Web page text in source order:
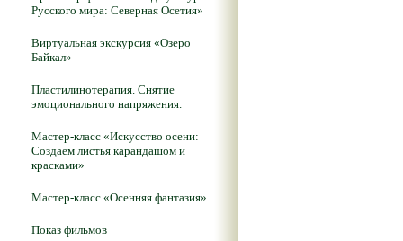
Русского мира: Северная Осетия»
Виртуальная экскурсия «Озеро
Байкал»
Пластилинотерапия. Снятие
эмоционального напряжения.
Мастер-класс «Искусство осени:
Создаем листья карандашом и
красками»
Мастер-класс «Осенняя фантазия»
Показ фильмов